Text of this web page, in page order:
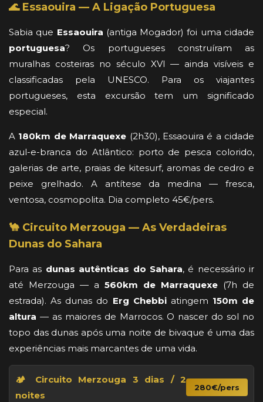
🌊 Essaouira — A Ligação Portuguesa
Sabia que Essaouira (antiga Mogador) foi uma cidade
portuguesa? Os portugueses construíram as
muralhas costeiras no século XVI — ainda visíveis e
classificadas pela UNESCO. Para os viajantes
portugueses, esta excursão tem um significado
especial.
A 180km de Marraquexe (2h30), Essaouira é a cidade
azul-e-branca do Atlântico: porto de pesca colorido,
galerias de arte, praias de kitesurf, aromas de cedro e
peixe grelhado. A antítese da medina — fresca,
ventosa, cosmopolita. Dia completo 45€/pers.
🐪 Circuito Merzouga — As Verdadeiras
Dunas do Sahara
Para as dunas autênticas do Sahara, é necessário ir
até Merzouga — a 560km de Marraquexe (7h de
estrada). As dunas do Erg Chebbiatingem 150m de
altura — as maiores de Marrocos. O nascer do sol no
topo das dunas após uma noite de bivaque é uma das
experiências mais marcantes de uma vida.
🏕️ Circuito Merzouga 3 dias / 2
noites
280€/pers